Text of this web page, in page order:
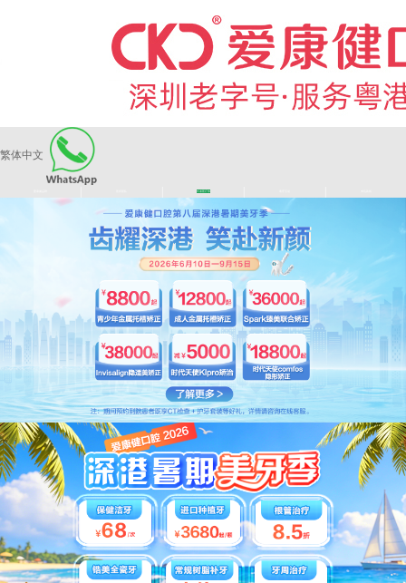
繁体中文
长者医疗券